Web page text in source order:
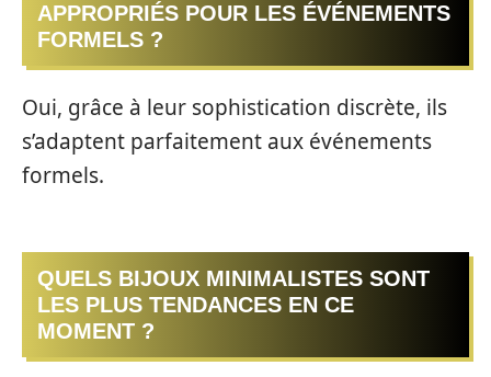
APPROPRIÉS POUR LES ÉVÉNEMENTS
FORMELS ?
Oui, grâce à leur sophistication discrète, ils
s’adaptent parfaitement aux événements
formels.
QUELS BIJOUX MINIMALISTES SONT
LES PLUS TENDANCES EN CE
MOMENT ?